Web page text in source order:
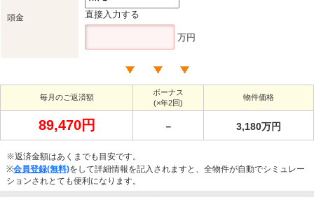
頭金 直接入力する
万円
毎月のご返済額
ボーナス
(×年2回)
物件価格
89,470円 － 3,180万円
※返済金額はあくまでも目安です。
※会員登録(無料)をして詳細情報を記入されますと、全物件が自動でシミュレー
ションされとても便利になります。